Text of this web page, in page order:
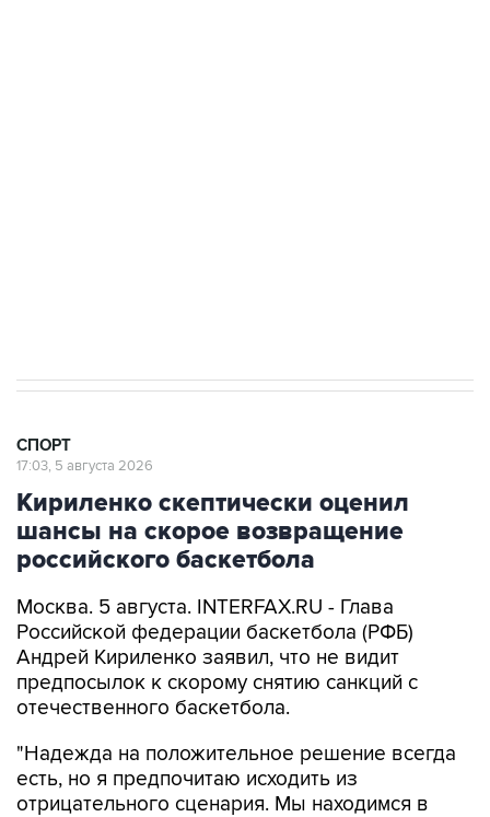
СПОРТ
17:03, 5 августа 2026
Кириленко скептически оценил
шансы на скорое возвращение
российского баскетбола
Москва. 5 августа. INTERFAX.RU - Глава
Российской федерации баскетбола (РФБ)
Андрей Кириленко заявил, что не видит
предпосылок к скорому снятию санкций с
отечественного баскетбола.
"Надежда на положительное решение всегда
есть, но я предпочитаю исходить из
отрицательного сценария. Мы находимся в